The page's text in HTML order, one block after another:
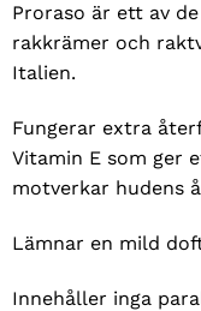
Proraso är ett av
rakkrämer och
Italien.
Fungerar extra
Vitamin E som ger
motverkar hudens
Lämnar en mild
Innehåller inga